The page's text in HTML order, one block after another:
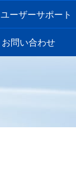
ユーザーサポート
お問い合わせ